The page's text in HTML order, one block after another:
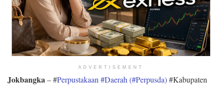
ADVERTISEMENT
Jokbangka– #Perpustakaan #Daerah (#Perpusda)#Kabupaten